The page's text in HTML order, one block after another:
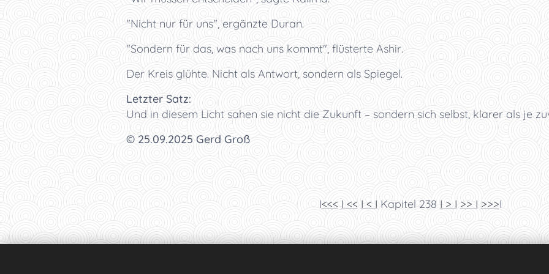
"Nicht nur für uns", ergänzte Duran.
"Sondern für das, was nach uns kommt", flüsterte Ashir.
Der Kreis glühte. Nicht als Antwort, sondern als Spiegel.
Letzter Satz:
Und in diesem Licht sahen sie nicht die Zukunft – sondern sich selbst, klarer als je
© 25.09.2025 Gerd Groß
I<<< I << I < I Kapitel 238 I > I >> I >>>I